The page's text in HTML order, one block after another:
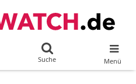
Suche Menü